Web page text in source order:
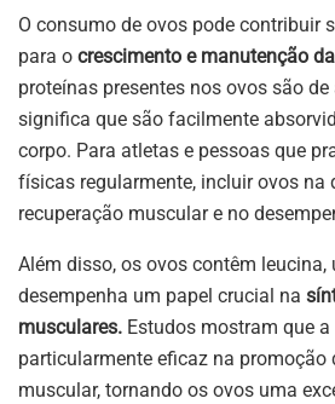
O consumo de ovos pode contribuir
para o crescimento e manutenção
proteínas presentes nos ovos são
significa que são facilmente
corpo. Para atletas e pessoas que
físicas regularmente, incluir ovos na
recuperação muscular e no
Além disso, os ovos contêm
desempenha um papel crucial na
musculares. Estudos mostram que
particularmente eficaz na promoção
muscular, tornando os ovos uma